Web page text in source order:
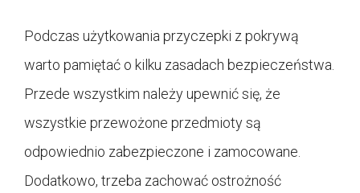
Podczas użytkowania przyczepki z pokrywą
warto pamiętać o kilku zasadach bezpieczeństwa.
Przede wszystkim należy upewnić się, że
wszystkie przewożone przedmioty są
odpowiednio zabezpieczone i zamocowane.
Dodatkowo, trzeba zachować ostrożność